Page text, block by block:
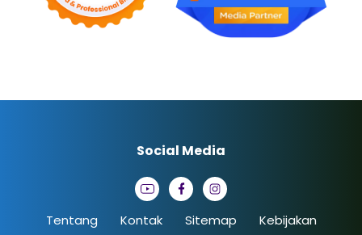
Tentang Kontak Sitemap Kebijakan
Social Media